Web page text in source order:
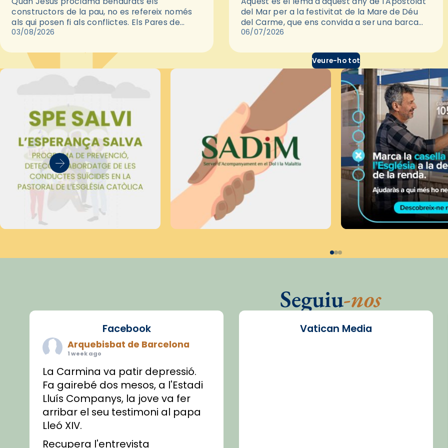
constructors de la pau, no es refereix només
als qui posen fi als conflictes. Els Pares de
l'Església ens recorden que la pau autèntica
03/08/2026
del Mar per a la festivitat de la Mare de Déu
del Carme, que ens convida a ser una barca
oberta i acollidora. Demanar…
06/07/2026
Veure-ho tot
Seguiu-nos
Facebook
Arquebisbat de Barcelona
1 week ago
La Carmina va patir depressió.
Fa gairebé dos mesos, a l'Estadi
Lluís Companys, la jove va fer
arribar el seu testimoni al papa
Lleó XIV.
Recupera l'entrevista
Vatican Media